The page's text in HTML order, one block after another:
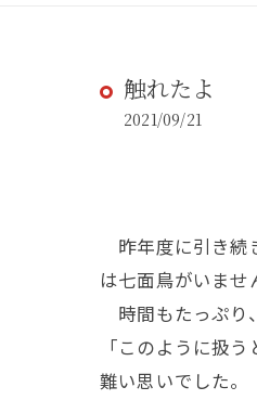
触れたよ
2021/09/21
昨年度に引き続
は七面鳥がいませ
時間もたっぷり
「このように扱
難い思いでした。